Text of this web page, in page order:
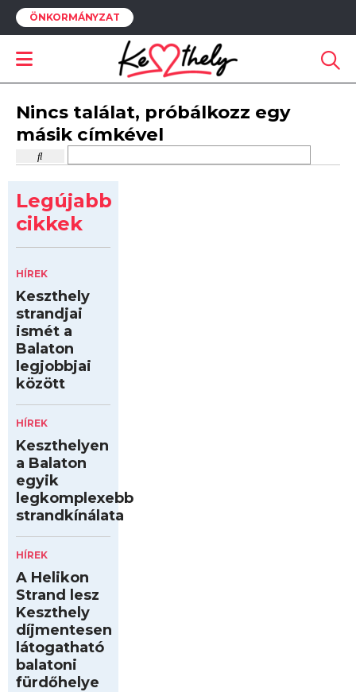
ÖNKORMÁNYZAT
Nincs találat, próbálkozz egy
másik címkével
Legújabb
cikkek
HÍREK
Keszthely
strandjai
ismét a
Balaton
legjobbjai
között
HÍREK
Keszthelyen
a Balaton
egyik
legkomplexebb
strandkínálata
HÍREK
A Helikon
Strand lesz
Keszthely
díjmentesen
látogatható
balatoni
fürdőhelye